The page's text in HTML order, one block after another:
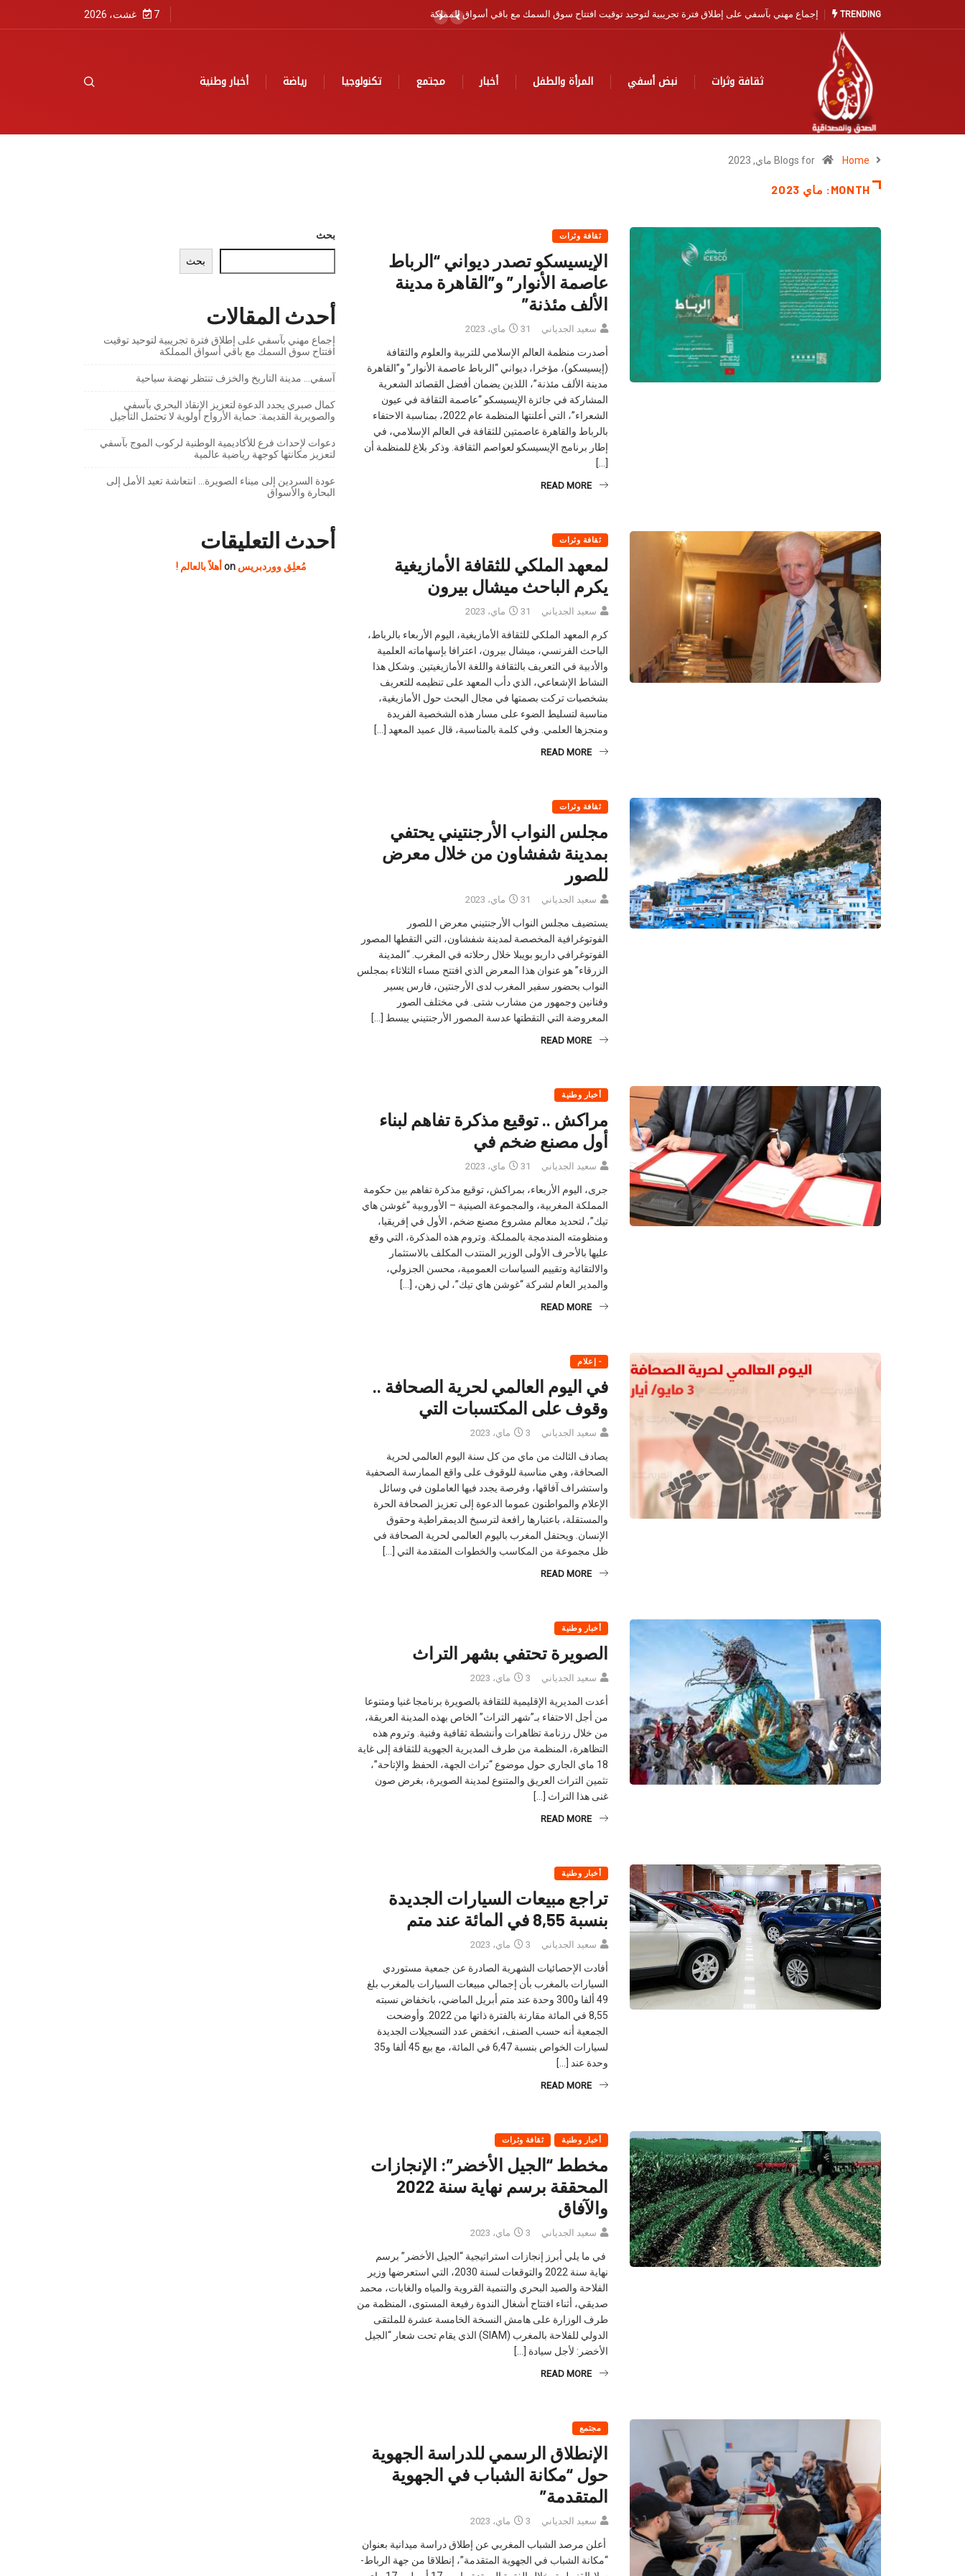
TRENDING آسفي… مدينة التاريخ والخزف تنتظر نهضة سياحية 7 غشت، 2026
ثقافة وثرات نبض أسفي المرأة والطفل أخبار مجتمع تكنولوجيا رياضة أخبار وطنية
Home Blogs for ماي, 2023
MONTH: ماي 2023
ثقافة وثرات
الإيسيسكو تصدر ديواني “الرباط
عاصمة الأنوار” و”القاهرة مدينة
الألف مئذنة”
سعيد الجدياني 31 ماي، 2023
أصدرت منظمة العالم الإسلامي للتربية والعلوم والثقافة
(إيسيسكو)، مؤخرا، ديواني “الرباط عاصمة الأنوار” و”القاهرة
مدينة الألف مئذنة”، اللذين يضمان أفضل القصائد الشعرية
المشاركة في جائزة الإيسيسكو “عاصمة الثقافة في عيون
الشعراء”، التي أعلنتها المنظمة عام 2022، بمناسبة الاحتفاء
بالرباط والقاهرة عاصمتين للثقافة في العالم الإسلامي، في
إطار برنامج الإيسيسكو لعواصم الثقافة. وذكر بلاغ للمنظمة أن
[…]
READ MORE
ثقافة وثرات
لمعهد الملكي للثقافة الأمازيغية
يكرم الباحث ميشال بيرون
سعيد الجدياني 31 ماي، 2023
كرم المعهد الملكي للثقافة الأمازيغية، اليوم الأربعاء بالرباط،
الباحث الفرنسي، ميشال بيرون، اعترافا بإسهاماته العلمية
والأدبية في التعريف بالثقافة واللغة الأمازيغيتين. وشكل هذا
النشاط الإشعاعي، الذي دأب المعهد على تنظيمه للتعريف
بشخصيات تركت بصمتها في مجال البحث حول الأمازيغية،
مناسبة لتسليط الضوء على مسار هذه الشخصية الفريدة
ومنجزها العلمي. وفي كلمة بالمناسبة، قال عميد المعهد […]
READ MORE
ثقافة وثرات
مجلس النواب الأرجنتيني يحتفي
بمدينة شفشاون من خلال معرض
للصور
سعيد الجدياني 31 ماي، 2023
يستضيف مجلس النواب الأرجنتيني معرض ا للصور
الفوتوغرافية المخصصة لمدينة شفشاون، التي التقطها المصور
الفوتوغرافي داريو بويبلا خلال رحلاته في المغرب. “المدينة
الزرقاء” هو عنوان هذا المعرض الذي افتتح مساء الثلاثاء بمجلس
النواب بحضور سفير المغرب لدى الأرجنتين، فارس يسير
وفنانين وجمهور من مشارب شتى. في مختلف الصور
المعروضة التي التقطتها عدسة المصور الأرجنتيني يبسط […]
READ MORE
أخبار وطنية
مراكش .. توقيع مذكرة تفاهم لبناء
أول مصنع ضخم في
سعيد الجدياني 31 ماي، 2023
جرى، اليوم الأربعاء، بمراكش، توقيع مذكرة تفاهم بين حكومة
المملكة المغربية، والمجموعة الصينية – الأوروبية “غوشن هاي
تيك”، لتحديد معالم مشروع مصنع ضخم، الأول في إفريقيا،
ومنظومته المندمجة بالمملكة. وتروم هذه المذكرة، التي وقع
عليها بالأحرف الأولى الوزير المنتدب المكلف بالاستثمار
والالتقائية وتقييم السياسات العمومية، محسن الجزولي،
والمدير العام لشركة “غوشن هاي تيك”، لي زهن، […]
READ MORE
- إعلام
في اليوم العالمي لحرية الصحافة ..
وقوف على المكتسبات التي
سعيد الجدياني 3 ماي، 2023
يصادف الثالث من ماي من كل سنة اليوم العالمي لحرية
الصحافة، وهي مناسبة للوقوف على واقع الممارسة الصحفية
واستشراف آفاقها، وفرصة يجدد فيها العاملون في وسائل
الإعلام والمواطنون عموما الدعوة إلى تعزيز الصحافة الحرة
والمستقلة، باعتبارها رافعة لترسيخ الديمقراطية وحقوق
الإنسان. ويحتفل المغرب باليوم العالمي لحرية الصحافة في
ظل مجموعة من المكاسب والخطوات المتقدمة التي […]
READ MORE
أخبار وطنية
الصويرة تحتفي بشهر التراث
سعيد الجدياني 3 ماي، 2023
أعدت المديرية الإقليمية للثقافة بالصويرة برنامجا غنيا ومتنوعا
من أجل الاحتفاء بـ”شهر التراث” الخاص بهذه المدينة العريقة،
من خلال رزنامة تظاهرات وأنشطة ثقافية وفنية. وتروم هذه
التظاهرة، المنظمة من طرف المديرية الجهوية للثقافة إلى غاية
18 ماي الجاري حول موضوع “تراث الجهة، الحفظ والإتاحة”،
تثمين التراث العريق والمتنوع لمدينة الصويرة، بغرض صون
غنى هذا التراث […]
READ MORE
أخبار وطنية
تراجع مبيعات السيارات الجديدة
بنسبة 8,55 في المائة عند متم
سعيد الجدياني 3 ماي، 2023
أفادت الإحصائيات الشهرية الصادرة عن جمعية مستوردي
السيارات بالمغرب بأن إجمالي مبيعات السيارات بالمغرب بلغ
49 ألفا و300 وحدة عند متم أبريل الماضي، بانخفاض نسبته
8,55 في المائة مقارنة بالفترة ذاتها من 2022. وأوضحت
الجمعية أنه حسب الصنف، انخفض عدد التسجيلات الجديدة
لسيارات الخواص بنسبة 6,47 في المائة، مع بيع 45 ألفا و35
وحدة عند […]
READ MORE
أخبار وطنية ثقافة وثرات
مخطط “الجيل الأخضر”: الإنجازات
المحققة برسم نهاية سنة 2022
والآفاق
سعيد الجدياني 3 ماي، 2023
في ما يلي أبرز إنجازات استراتيجية “الجيل الأخضر” برسم
نهاية سنة 2022 والتوقعات لسنة 2030، التي استعرضها وزير
الفلاحة والصيد البحري والتنمية القروية والمياه والغابات، محمد
صديقي، أثناء افتتاح أشغال الندوة رفيعة المستوى، المنظمة من
طرف الوزارة على هامش النسخة الخامسة عشرة للملتقى
الدولي للفلاحة بالمغرب (SIAM) الذي يقام تحت شعار “الجيل
الأخضر: لأجل سيادة […]
READ MORE
مجتمع
الإنطلاق الرسمي للدراسة الجهوية
حول “مكانة الشباب في الجهوية
المتقدمة”
سعيد الجدياني 3 ماي، 2023
أعلن مرصد الشباب المغربي عن إطلاق دراسة ميدانية بعنوان
“مكانة الشباب في الجهوية المتقدمة”، إنطلاقا من جهة الرباط-
بحث
بحث
أحدث المقالات
إجماع مهني بآسفي على إطلاق فترة تجريبية لتوحيد توقيت
افتتاح سوق السمك مع باقي أسواق المملكة
آسفي… مدينة التاريخ والخزف تنتظر نهضة سياحية
كمال صبري يجدد الدعوة لتعزيز الإنقاذ البحري بآسفي
والصويرية القديمة: حماية الأرواح أولوية لا تحتمل التأجيل
دعوات لإحداث فرع للأكاديمية الوطنية لركوب الموج بآسفي
لتعزيز مكانتها كوجهة رياضية عالمية
عودة السردين إلى ميناء الصويرة… انتعاشة تعيد الأمل إلى
البحارة والأسواق
أحدث التعليقات
مُعلِق ووردبريس أهلاً بالعالم !